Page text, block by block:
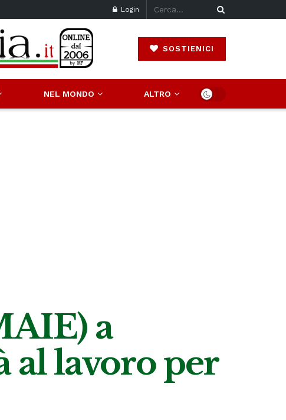
Login
SOSTIENICI
NEL MONDO ALTRO
a
al lavoro per